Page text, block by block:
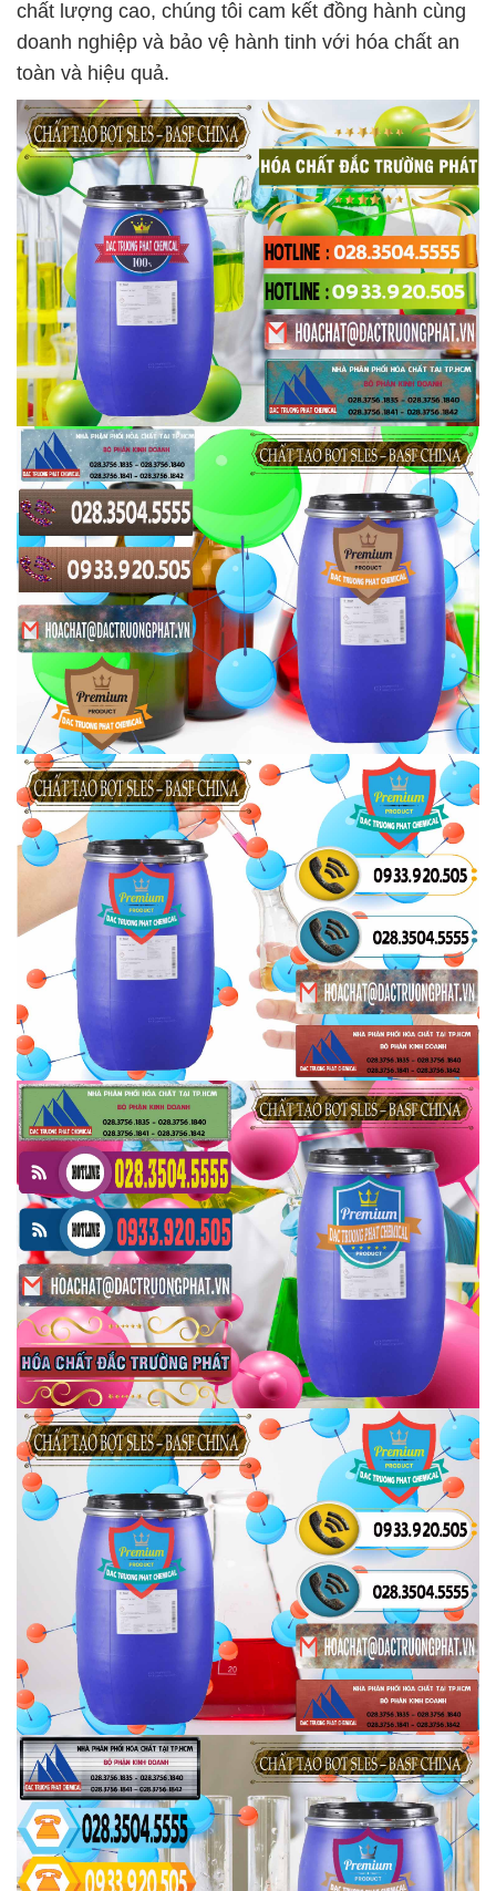
chất lượng cao, chúng tôi cam kết đồng hành cùng
doanh nghiệp và bảo vệ hành tinh với hóa chất an
toàn và hiệu quả.